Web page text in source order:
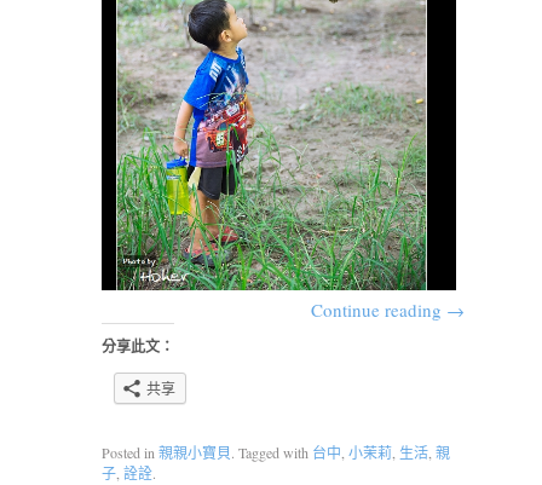
Continue reading →
分享此文：
共享
Posted in親親小寶貝. Tagged with 台中, 小茉莉, 生活, 親
子, 詮詮.